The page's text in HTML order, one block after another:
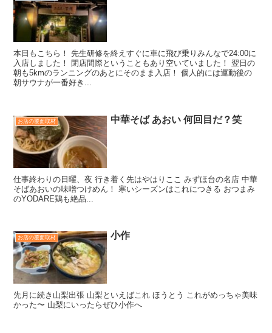
本日もこちら！ 先生研修を終えすぐに車に飛び乗りみんなで24:00に
入店しました！ 閉店間際ということもあり空いていました！ 翌日の
朝も5kmのランニングのあとにそのまま入店！ 個人的には運動後の
朝サウナが一番好き...
お店の覆面取材 中華そば あおい 何回目だ？笑
仕事終わりの日曜、夜 行き着く先はやはりここ みずほ台の名店 中華
そばあおいの味噌つけめん！ 寒いシーズンはこれにつきる おつまみ
のYODARE鶏も絶品...
お店の覆面取材 小作
先月に続き山梨出張 山梨といえばこれ ほうとう これがめっちゃ美味
かった〜 山梨にいったらぜひ小作へ